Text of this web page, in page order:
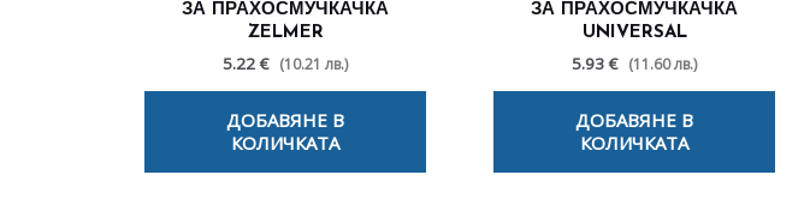
ЗА ПРАХОСМУЧКАЧКА
ZELMER
5.22 € (10.21 лв.)
ДОБАВЯНЕ В
КОЛИЧКАТА
ЗА ПРАХОСМУЧКАЧКА
UNIVERSAL
5.93 € (11.60 лв.)
ДОБАВЯНЕ В
КОЛИЧКАТА